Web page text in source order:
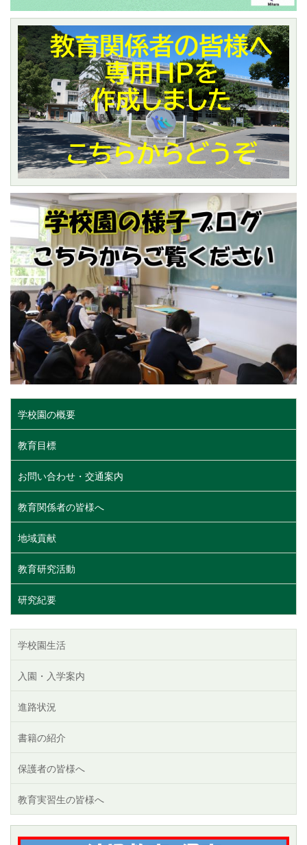
学校園の概要
教育目標
お問い合わせ・交通案内
教育関係者の皆様へ
地域貢献
教育研究活動
研究紀要
学校園生活
入園・入学案内
進路状況
書籍の紹介
保護者の皆様へ
教育実習生の皆様へ